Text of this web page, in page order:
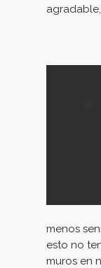
menos
esto no
muros en